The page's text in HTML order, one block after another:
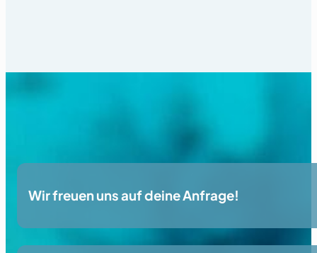
Wir freuen uns auf deine Anfrage!